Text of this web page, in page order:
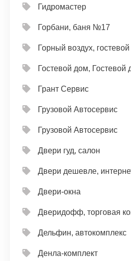
Гидромастер
Горбани, баня №17
Горный воздух,
Гостевой дом, Гостевой
Грант Сервис
Грузовой Автосервис
Грузовой Автосервис
Двери гуд, салон
Двери дешевле,
Двери-окна
Дверидофф, торговая
Дельфин, автокомплекс
Денла-комплект